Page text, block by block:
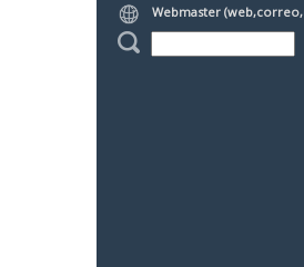
Webmaster